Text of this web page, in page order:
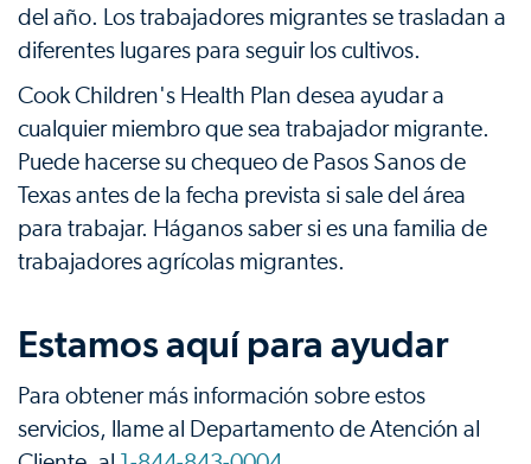
del año. Los trabajadores migrantes se trasladan a
diferentes lugares para seguir los cultivos.
Cook Children's Health Plan desea ayudar a
cualquier miembro que sea trabajador migrante.
Puede hacerse su chequeo de Pasos Sanos de
Texas antes de la fecha prevista si sale del área
para trabajar. Háganos saber si es una familia de
trabajadores agrícolas migrantes.
Estamos aquí para ayudar
Para obtener más información sobre estos
servicios, llame al Departamento de Atención al